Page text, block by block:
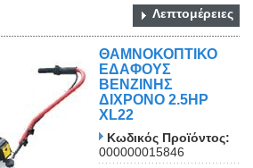
Λεπτομέρειες
ΘΑΜΝΟΚΟΠΤΙΚΟ
ΕΔΑΦΟΥΣ
ΒΕΝΖΙΝΗΣ
ΔΙΧΡΟΝΟ 2.5HP
XL22
Κωδικός Προϊόντος:
000000015846